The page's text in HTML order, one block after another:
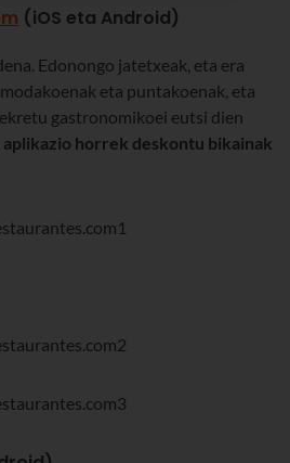
(iOS eta Android)
Edonongo jatetxeak, eta era
eta puntakoenak, eta
gastronomikoei eutsi dien
aplikazio horrek deskontu bikainak